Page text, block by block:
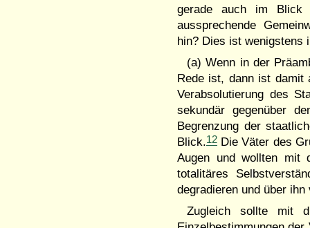
gerade auch im Blick
aussprechende
hin? Dies ist wenigstens
(a) Wenn in der
Rede ist, dann ist damit
Verabsolutierung des
sekundär gegenüber
Begrenzung der
Blick.12 Die Väter des
Augen und wollten mit
totalitäres
degradieren und über
Zugleich sollte mit